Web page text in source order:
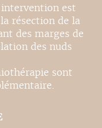
est
résection de la
des marges de
des nuds
sont